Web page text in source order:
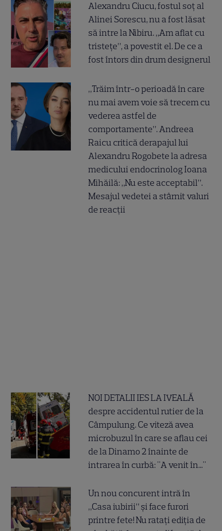
Alexandru Ciucu, fostul soț al
Alinei Sorescu, nu a fost lăsat
să intre la Nibiru. „Am aflat cu
tristețe”, a povestit el. De ce a
fost întors din drum designerul
„Trăim într-o perioadă în care
nu mai avem voie să trecem cu
vederea astfel de
comportamente”. Andreea
Raicu critică derapajul lui
Alexandru Rogobete la adresa
medicului endocrinolog Ioana
Mihăilă: „Nu este acceptabil”.
Mesajul vedetei a stârnit valuri
de reacții
NOI DETALII IES LA IVEALĂ
despre accidentul rutier de la
Câmpulung. Ce viteză avea
microbuzul în care se aflau cei
de la Dinamo 2 înainte de
intrarea în curbă: "A venit în..."
Un nou concurent intră în
„Casa iubirii” și face furori
printre fete! Nu ratați ediția de